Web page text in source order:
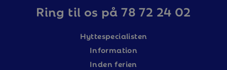
Ring til os på 78 72 24 02
Hyttespecialisten
Information
Inden ferien